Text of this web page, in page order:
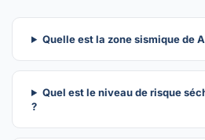
Quelle est la zone sismique de
Quel est le niveau de risque
?